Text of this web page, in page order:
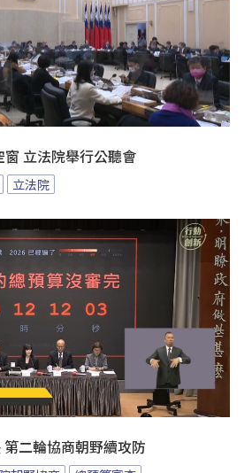
立法院舉行公聽會
立法院
二輪協商朝野續攻防